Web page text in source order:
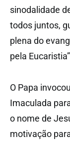
sinodalidade
todos juntos,
plena do
pela
O Papa
Imaculada
o nome de
motivação